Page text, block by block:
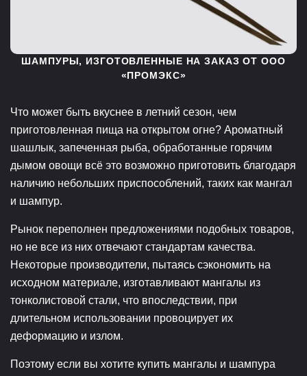
ШАМПУРЫ, ИЗГОТОВЛЕННЫЕ НА ЗАКАЗ ОТ ООО
«ПРОМЭКС»
Что может быть вкуснее в летний сезон, чем
приготовленная пища на открытом огне? Ароматный
шашлык, запеченная рыба, обработанные горячим
дымом овощи всё это возможно приготовить благодаря
наличию небольших приспособлений, таких как мангал
и шампур.
Рынок переполнен предложениями подобных товаров,
но не все из них отвечают стандартам качества.
Некоторые производители, пытаясь сэкономить на
исходном материале, изготавливают мангалы из
тонколистовой стали, что впоследствии, при
длительном использовании провоцирует их
деформацию и излом.
Поэтому если вы хотите купить мангалы и шампура